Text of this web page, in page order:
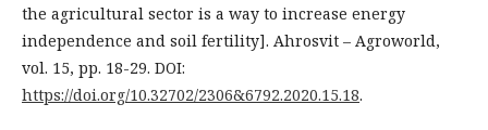
the agricultural sector is a way to increase energy
independence and soil fertility]. Ahrosvit – Agroworld,
vol. 15, pp. 18-29. DOI:
https://doi.org/10.32702/2306&6792.2020.15.18.